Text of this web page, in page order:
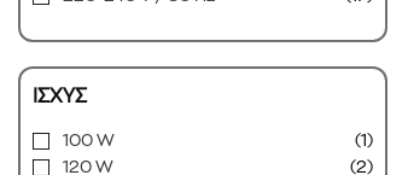
ΙΣΧΥΣ
100 W
(1)
120 W
(2)